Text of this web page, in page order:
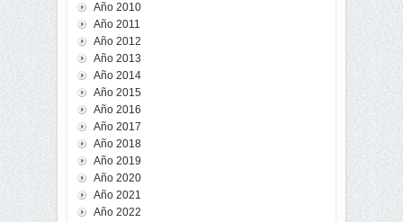
Año 2010
Año 2011
Año 2012
Año 2013
Año 2014
Año 2015
Año 2016
Año 2017
Año 2018
Año 2019
Año 2020
Año 2021
Año 2022